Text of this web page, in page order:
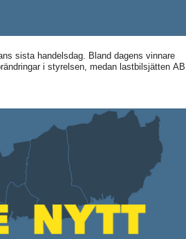
sista handelsdag. Bland dagens vinnare
i styrelsen, medan lastbilsjätten AB..